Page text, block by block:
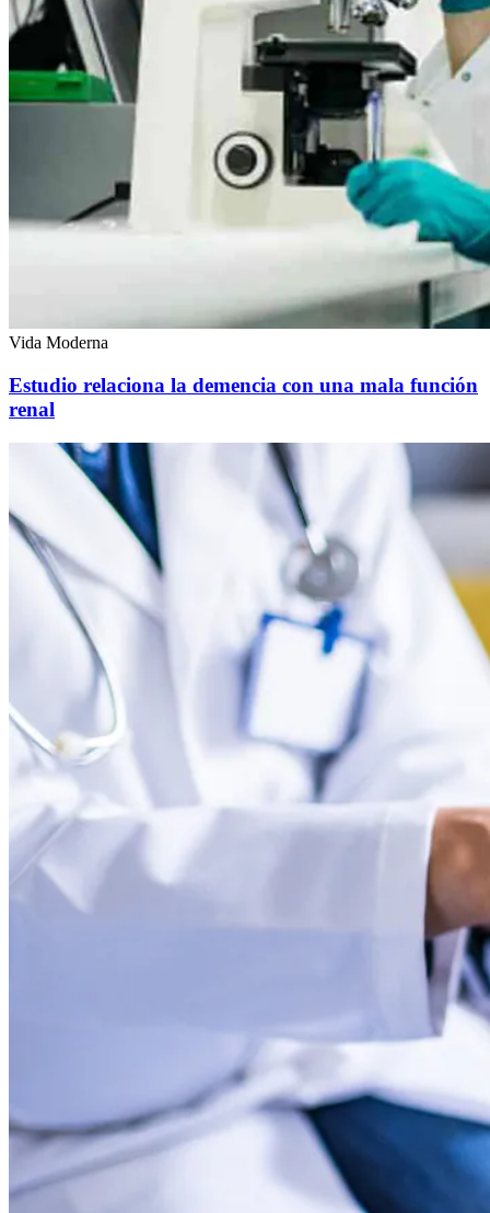
Vida Moderna
Estudio relaciona la demencia con una mala función
renal